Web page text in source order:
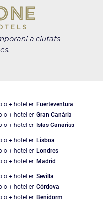
a ciutats
+ hotel en Fuerteventura
+ hotel en Gran Canària
+ hotel en Islas Canarias
+ hotel en Lisboa
+ hotel en Londres
+ hotel en Madrid
+ hotel en Sevilla
+ hotel en Córdova
+ hotel en Benidorm